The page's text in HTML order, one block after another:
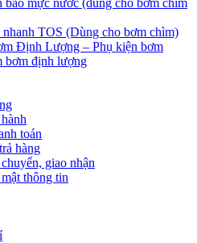
báo mực nước (dùng cho bơm chìm
TOS (Dùng cho bơm chìm)
Định Lượng – Phụ kiện bơm
bơm định lượng
toán
hàng
giao nhận
thông tin